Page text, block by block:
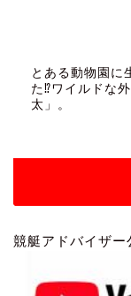
とある動物園に
た⁉ワイルドな
太」。
競艇アドバイザー